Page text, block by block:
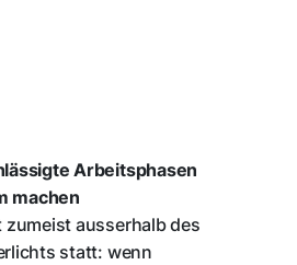
Arbeitsphasen
machen
zumeist ausserhalb des
statt: wenn